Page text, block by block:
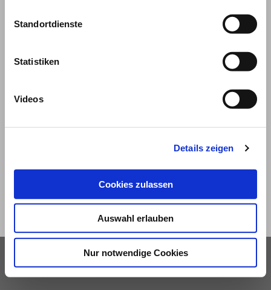
Standortdienste
Statistiken
Videos
Details zeigen
Cookies zulassen
Auswahl erlauben
Nur notwendige Cookies
Impressum und Nutzungsbedingungen
Datenschutz Privatsphäre